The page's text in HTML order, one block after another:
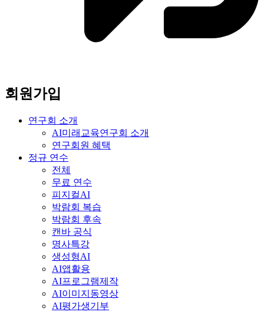
회원가입
연구회 소개
AI미래교육연구회 소개
연구회원 혜택
정규 연수
전체
무료 연수
피지컬AI
박람회 복습
박람회 후속
캔바 공식
명사특강
생성형AI
AI앱활용
AI프로그램제작
AI이미지동영상
AI평가생기부